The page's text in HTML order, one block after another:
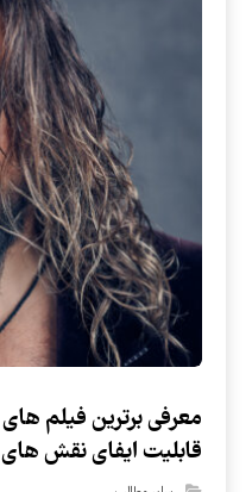
معرفی برترین فیلم
قابلیت ایفای نقش